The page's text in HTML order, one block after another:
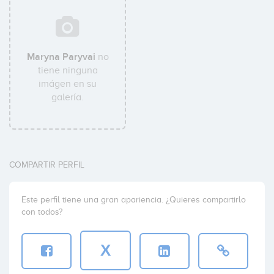
Maryna Paryvai no
tiene ninguna
imágen en su
galería.
COMPARTIR PERFIL
Este perfil tiene una gran apariencia. ¿Quieres compartirlo
con todos?
X